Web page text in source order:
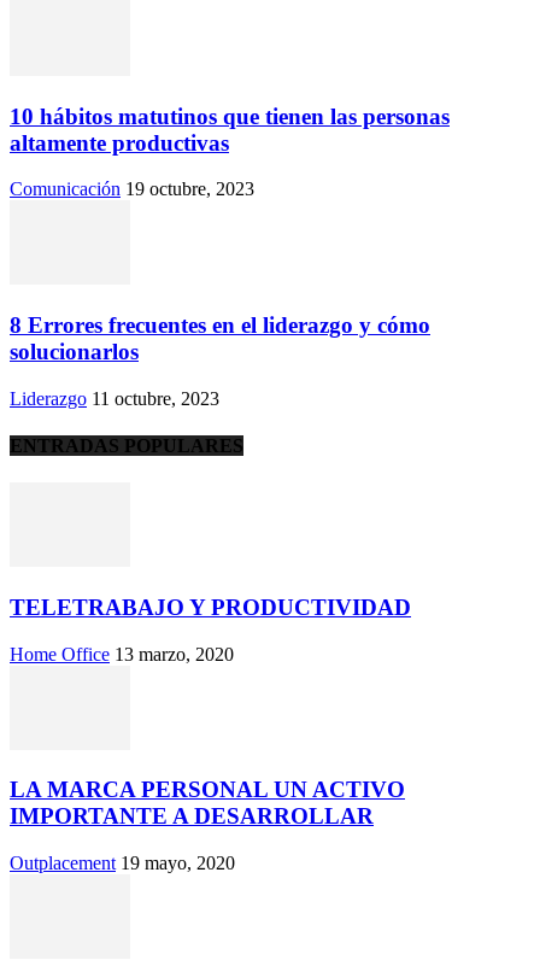
10 hábitos matutinos que tienen las personas
altamente productivas
Comunicación 19 octubre, 2023
8 Errores frecuentes en el liderazgo y cómo
solucionarlos
Liderazgo 11 octubre, 2023
ENTRADAS POPULARES
TELETRABAJO Y PRODUCTIVIDAD
Home Office 13 marzo, 2020
LA MARCA PERSONAL UN ACTIVO
IMPORTANTE A DESARROLLAR
Outplacement 19 mayo, 2020